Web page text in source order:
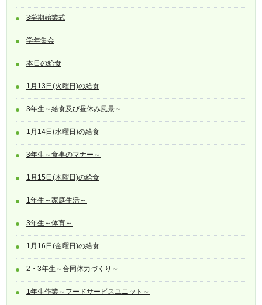
3学期始業式
学年集会
本日の給食
1月13日(火曜日)の給食
3年生～給食及び昼休み風景～
1月14日(水曜日)の給食
3年生～食事のマナー～
1月15日(木曜日)の給食
1年生～家庭生活～
3年生～体育～
1月16日(金曜日)の給食
2・3年生～合同体力づくり～
1年生作業～フードサービスユニット～